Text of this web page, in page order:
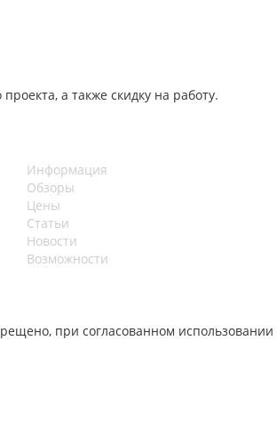
а также скидку на работу.
Информация
Обзоры
Цены
Статьи
Новости
Возможности
при согласованном